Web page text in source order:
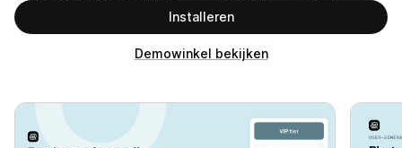
Installeren
Demowinkel bekijken